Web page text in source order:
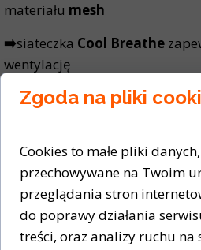
materiału mesh
➡️siateczka Cool Breathe
wentylację
➡️hamulecna prawej płozie
Zgoda na pliki
Cookies to małe pliki
przechowywane na Twoim
przeglądania stron
do poprawy działania
treści, oraz analizy ruchu na